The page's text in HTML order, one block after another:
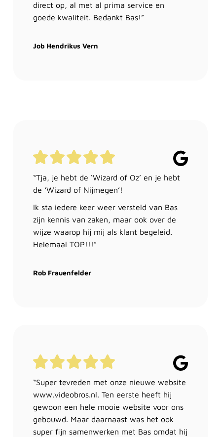
direct op, al met al prima service en
goede kwaliteit. Bedankt Bas!”
Job Hendrikus Vern
“Tja, je hebt de ‘Wizard of Oz’ en je hebt
de ‘Wizard of Nijmegen’!
Ik sta iedere keer weer versteld van Bas
zijn kennis van zaken, maar ook over de
wijze waarop hij mij als klant begeleid.
Helemaal TOP!!!”
Rob Frauenfelder
“Super tevreden met onze nieuwe website
www.videobros.nl. Ten eerste heeft hij
gewoon een hele mooie website voor ons
gebouwd. Maar daarnaast was het ook
super fijn samenwerken met Bas omdat hij